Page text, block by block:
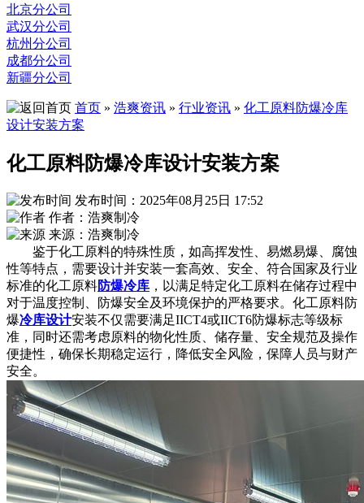
北京分公司
武汉分公司
杭州分公司
成都分公司
新疆分公司
首页 » 浩爽资讯 » 行业资讯 » 化工原料防爆冷库
设计安装方案
化工原料防爆冷库设计安装方案
发布时间：2025年08月25日 17:52
作者：浩爽制冷
来源：浩爽制冷
鉴于化工原料的特殊性质，如高挥发性、易燃易爆、腐蚀
性等特点，需要设计并安装一套高效、安全、符合国家及行业
标准的化工原料防爆冷库 ，以满足特定化工原料在储存过程中
对于温度控制、防爆安全及环境保护的严格要求。化工原料防
爆冷库设计安装不仅需要满足IICT4或IICT6防爆标志等级标
准，同时还需考虑原料的物化性质、储存量、安全规范及操作
便捷性，确保长期稳定运行，降低安全风险，保障人员与财产
安全。